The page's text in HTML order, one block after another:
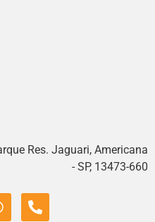
Res. Jaguari, Americana
- SP, 13473-660